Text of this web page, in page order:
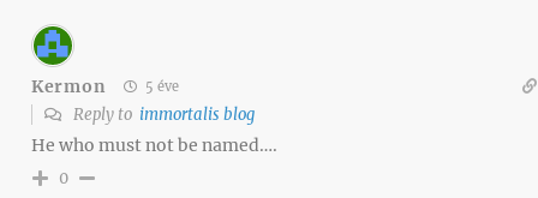
Kermon 5 éve
Reply to immortalis blog
He who must not be named….
0